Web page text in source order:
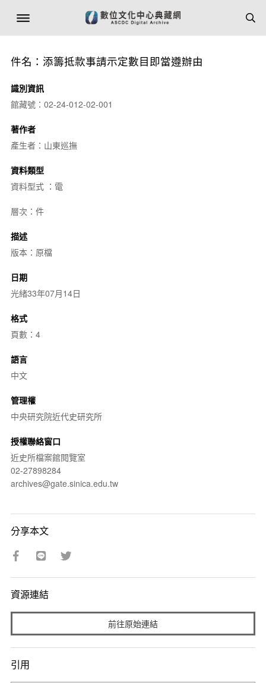
件名：添籌抵款事請示定數目即當遵辦由
識別資訊
館藏號：02-24-012-02-001
著作者
產生者：山東巡撫
資料類型
資料型式 ：電
層次：件
描述
版本：原檔
日期
光緒33年07月14日
格式
頁數：4
語言
中文
管理權
中央研究院近代史研究所
授權聯絡窗口
近史所檔案館閱覽室
02-27898284
archives@gate.sinica.edu.tw
分享本文
資源連結
前往原始連結
引用